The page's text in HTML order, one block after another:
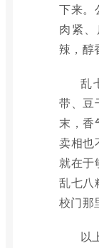
下来。
肉紧
辣，醇
乱
带、豆
末，香
卖相也
就在于
乱七八
校门那
以